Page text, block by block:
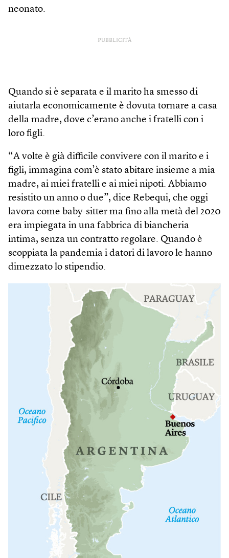
neonato.
PUBBLICITÀ
Quando si è separata e il marito ha smesso di
aiutarla economicamente è dovuta tornare a casa
della madre, dove c’erano anche i fratelli con i
loro figli.
“A volte è già difficile convivere con il marito e i
figli, immagina com’è stato abitare insieme a mia
madre, ai miei fratelli e ai miei nipoti. Abbiamo
resistito un anno o due”, dice Rebequi, che oggi
lavora come baby-sitter ma fino alla metà del 2020
era impiegata in una fabbrica di biancheria
intima, senza un contratto regolare. Quando è
scoppiata la pandemia i datori di lavoro le hanno
dimezzato lo stipendio.